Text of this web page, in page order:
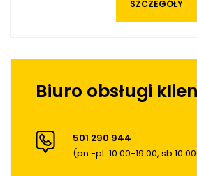
SZCZEGÓŁY
Biuro obsługi
501 290 944
(pn.-pt. 10:00-19:00,